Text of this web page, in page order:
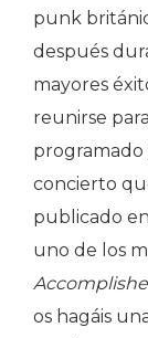
punk
después
mayores
reunirse
programado
concierto
publicado
uno de los
os hagáis